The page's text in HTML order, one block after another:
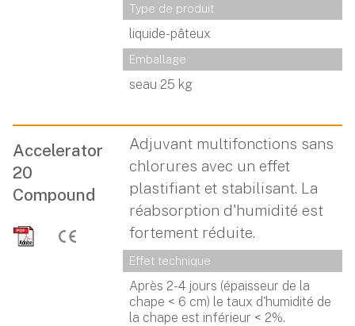
Type de produit
liquide-pâteux
Emballage
seau 25 kg
Accelerator
20
Compound
Adjuvant multifonctions sans
chlorures avec un effet
plastifiant et stabilisant. La
réabsorption d'humidité est
fortement réduite.
Effet technique
Après 2-4 jours (épaisseur de la
chape < 6 cm) le taux d'humidité de
la chape est inférieur < 2%.